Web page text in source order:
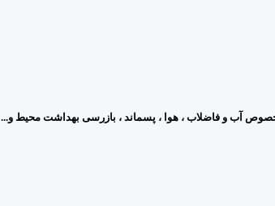
آب و فاضلاب ، هوا ، پسماند ، بازرسی بهداشت محیط و...